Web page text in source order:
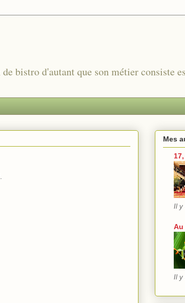
bistro d'autant que son métier consiste
Mes
Il y
Au
Il y